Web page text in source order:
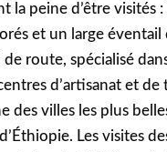
la peine d’être visités
et un large
route, spécialisé
d’artisanat et de
des villes les plus
Les visites